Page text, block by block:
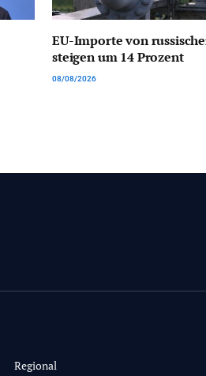
EU-Importe von
steigen um 14 Prozent
08/08/2026
Regional